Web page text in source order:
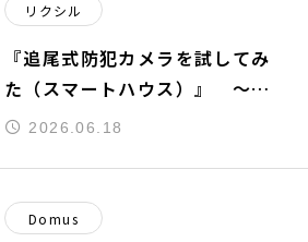
リクシル
『追尾式防犯カメラを試してみ
た（スマートハウス）』 ～日
野市新井７号棟～
2026.06.18
Domus